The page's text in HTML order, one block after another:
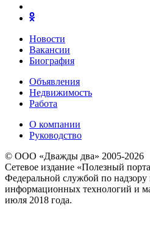
Новости
Вакансии
Биография
Объявления
Недвижимость
Работа
О компании
Руководство
© ООО «Дважды два» 2005-2026
Сетевое издание «Полезный
Федеральной службой по надзору
информационных технологий и
июля 2018 года.